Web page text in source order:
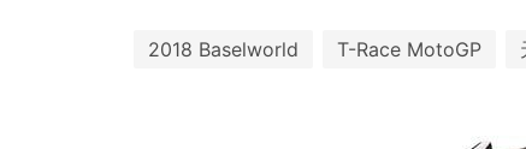
2018 Baselworld T-Race MotoGP